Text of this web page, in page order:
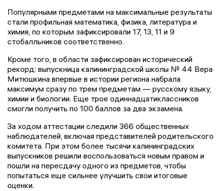
Популярными предметами на максимальные результаты
стали профильная математика, физика, литература и
химия, по которым зафиксировали 17, 13, 11 и 9
стобалльников соответственно.
Кроме того, в области зафиксирован исторический
рекорд: выпускница калининградской школы № 44 Вера
Митюшкина впервые в истории региона набрала
максимум сразу по трем предметам — русскому языку,
химии и биологии. Еще трое одиннадцатиклассников
смогли получить по 100 баллов за два экзамена.
За ходом аттестации следили 366 общественных
наблюдателей, включая представителей родительского
комитета. При этом более тысячи калининградских
выпускников решили воспользоваться новым правом и
пошли на пересдачу одного из предметов, чтобы
попытаться еще сильнее улучшить свои итоговые
оценки.